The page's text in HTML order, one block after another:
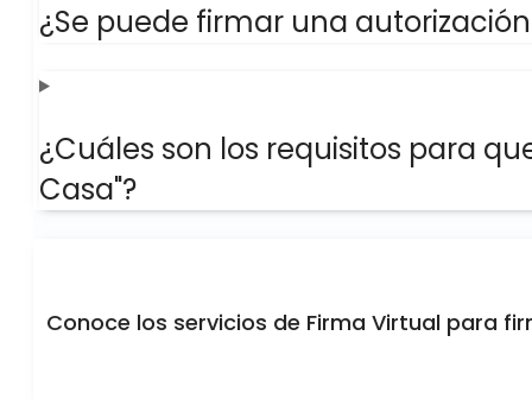
¿Se puede firmar una
¿Cuáles son los requisitos para
Casa"?
Conoce los servicios de Firma Virtual para